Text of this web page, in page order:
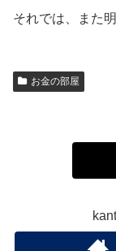
それでは、また明
お金の部屋